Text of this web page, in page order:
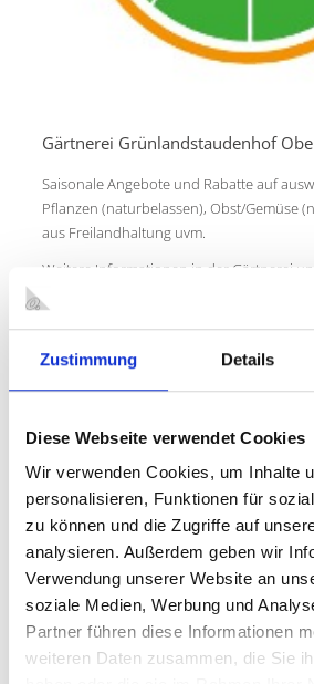
Zustimmung Details
Diese Webseite verwendet Cookies
Wir verwenden Cookies, um Inhalte
personalisieren, Funktionen für
zu können und die Zugriffe auf
analysieren. Außerdem geben wir
Verwendung unserer Website an
soziale Medien, Werbung und
Partner führen diese Informationen
weiteren Daten zusammen, die Sie
Gärtnerei Grünlandstaudenhof
Saisonale Angebote und Rabatte auf
Pflanzen (naturbelassen), Obst/Gemüse
aus Freilandhaltung uvm.
Weitere Informationen in der Gärtnerei
Forststraße Nahe Hausnummer 255
46147 Oberhausen
bzw.
Telefon: 017657982635